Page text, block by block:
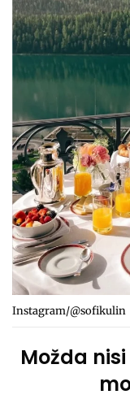
Instagram/@sofikulin
Možda